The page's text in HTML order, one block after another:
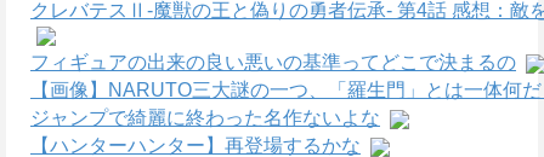
クレバテスⅡ-魔獣の王と偽りの勇者伝承- 第4話 感想：敵
フィギュアの出来の良い悪いの基準ってどこで決まるの
【画像】NARUTO三大謎の一つ、「羅生門」とは一体何
ジャンプで綺麗に終わった名作ないよな
【ハンターハンター】再登場するかな